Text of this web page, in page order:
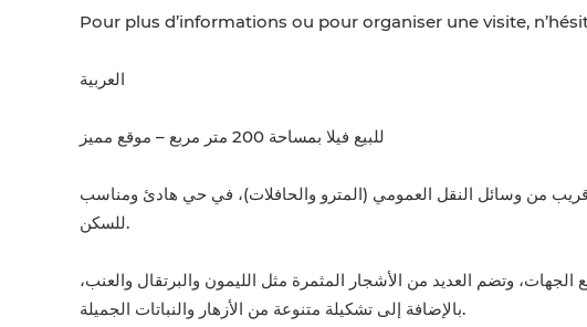
Pour plus d’informations ou pour organiser une visite,
العربية
للبيع فيلا بمساحة 200 متر مربع – موقع مميز
في موقع ممتاز قريب من وسائل النقل العمومي (المترو والحافلات)، في حي هادئ ومناسب
للسكن.
وتضم العديد من الأشجار المثمرة مثل الليمون والبرتقال والعنب،
بالإضافة إلى تشكيلة متنوعة من الأزهار والنباتات الجميلة.